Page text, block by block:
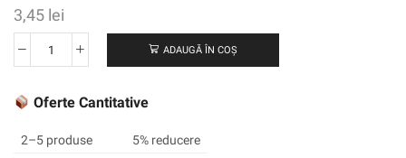
3,45 lei
Cantitate
™
™
ADAUGĂ ÎN COȘ
Oferte Cantitative
2–5 produse
5% reducere